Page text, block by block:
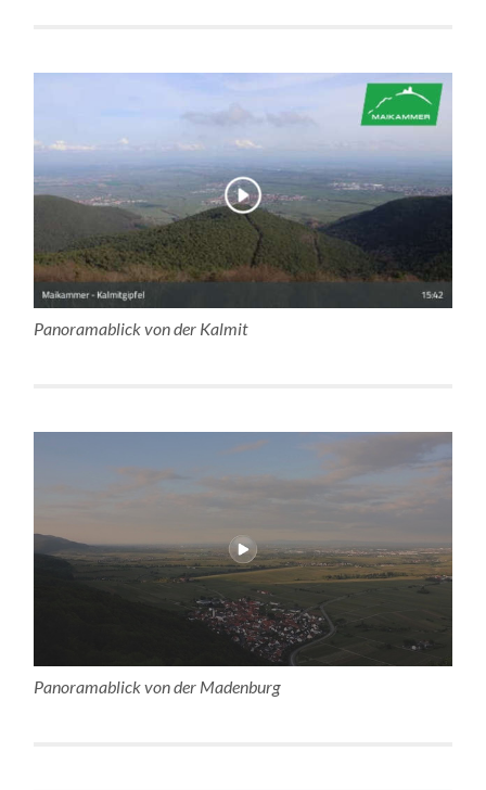
Panoramablick von der Kalmit
Panoramablick von der Madenburg